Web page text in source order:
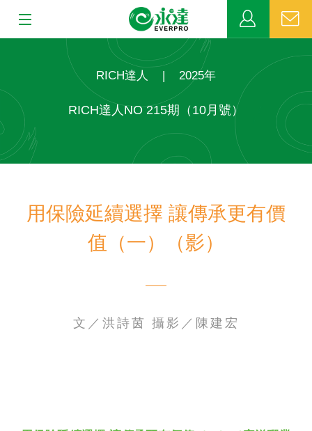
MDRT
公益活動
RICH達人 | 2025年
RICH達人NO 215期（10月號）
用保險延續選擇 讓傳承更有價
值（一）（影）
文／洪詩茵 攝影／陳建宏